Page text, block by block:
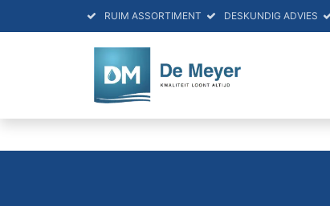
RUIM ASSORTIMENT DESKUNDIG ADVIES